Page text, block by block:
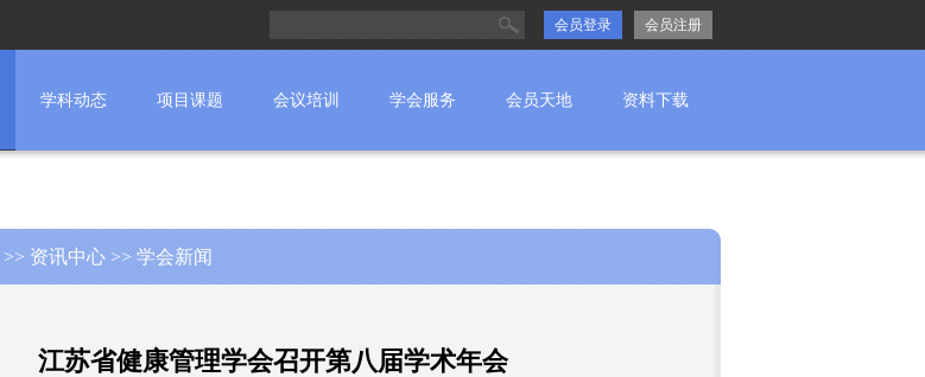
会员登录 会员注册
学科动态 项目课题 会议培训 学会服务 会员天地 资料下载
>> 资讯中心 >> 学会新闻
江苏省健康管理学会召开第八届学术年会